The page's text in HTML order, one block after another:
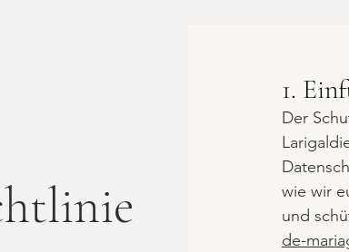
1.
Der
wie wir
und
de-